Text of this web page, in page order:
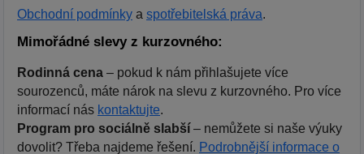
Obchodní podmínky a spotřebitelská práva.
Mimořádné slevy z kurzovného:
Rodinná cena – pokud k nám přihlašujete více
sourozenců, máte nárok na slevu z kurzovného. Pro více
informací nás kontaktujte.
Program pro sociálně slabší – nemůžete si naše výuky
dovolit? Třeba najdeme řešení. Podrobnější informace o